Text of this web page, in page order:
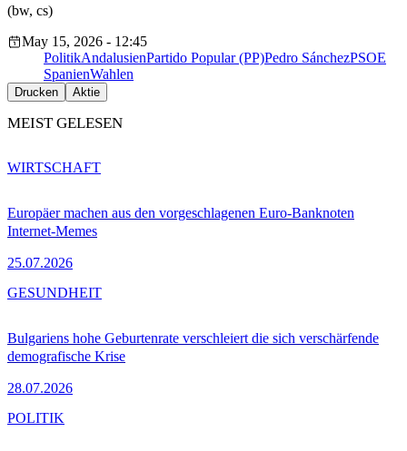
(bw, cs)
May 15, 2026 - 12:45
PolitikAndalusienPartido Popular (PP)Pedro SánchezPSOE
SpanienWahlen
Drucken Aktie
MEIST GELESEN
Europäer machen aus den vorgeschlagenen Euro-Banknoten
Internet-Memes
25.07.2026
WIRTSCHAFT
Bulgariens hohe Geburtenrate verschleiert die sich verschärfende
demografische Krise
28.07.2026
GESUNDHEIT
POLITIK